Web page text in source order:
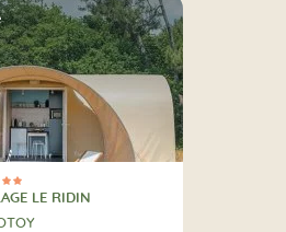
LE RIDIN